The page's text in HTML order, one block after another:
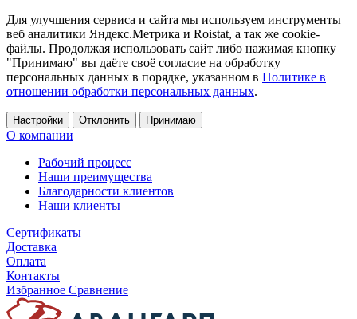
Для улучшения сервиса и сайта мы используем инструменты
веб аналитики Яндекс.Метрика и Roistat, а так же cookie-
файлы. Продолжая использовать сайт либо нажимая кнопку
"Принимаю" вы даёте своё согласие на обработку
персональных данных в порядке, указанном в Политике в
отношении обработки персональных данных.
Настройки Отклонить Принимаю
О компании
Рабочий процесс
Наши преимущества
Благодарности клиентов
Наши клиенты
Сертификаты
Доставка
Оплата
Контакты
Избранное Сравнение